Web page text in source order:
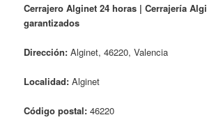
Cerrajero Alginet 24 horas | Cerrajería
garantizados
Dirección: Alginet, 46220, Valencia
Localidad: Alginet
Código postal: 46220